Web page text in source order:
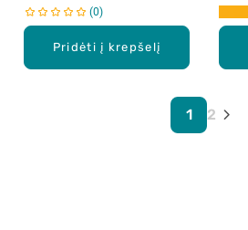
Pridėti į krepšelį
0
1 2